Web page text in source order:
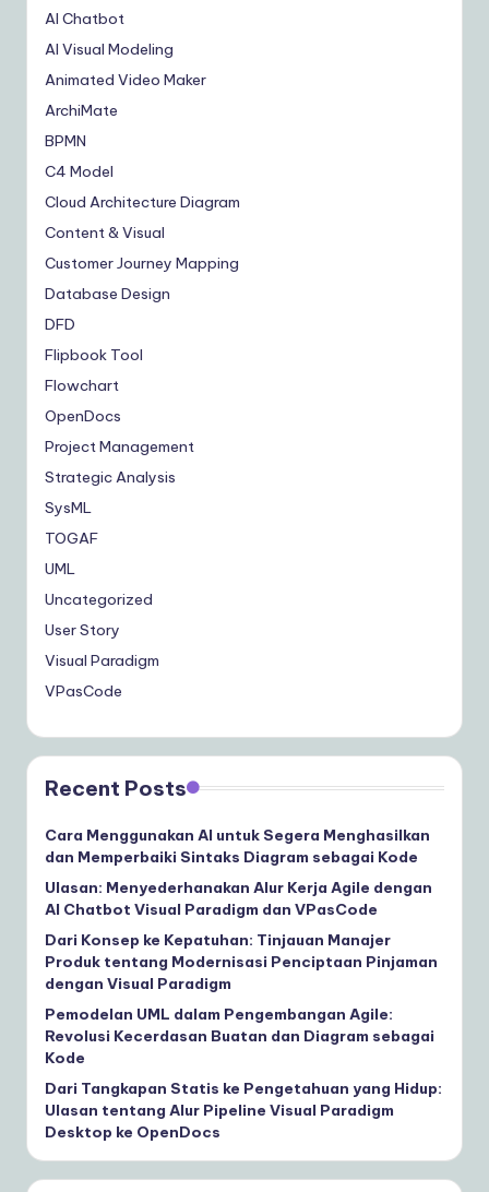
AI Chatbot
AI Visual Modeling
Animated Video Maker
ArchiMate
BPMN
C4 Model
Cloud Architecture Diagram
Content & Visual
Customer Journey Mapping
Database Design
DFD
Flipbook Tool
Flowchart
OpenDocs
Project Management
Strategic Analysis
SysML
TOGAF
UML
Uncategorized
User Story
Visual Paradigm
VPasCode
Recent Posts
Cara Menggunakan AI untuk Segera Menghasilkan
dan Memperbaiki Sintaks Diagram sebagai Kode
Ulasan: Menyederhanakan Alur Kerja Agile dengan
AI Chatbot Visual Paradigm dan VPasCode
Dari Konsep ke Kepatuhan: Tinjauan Manajer
Produk tentang Modernisasi Penciptaan Pinjaman
dengan Visual Paradigm
Pemodelan UML dalam Pengembangan Agile:
Revolusi Kecerdasan Buatan dan Diagram sebagai
Kode
Dari Tangkapan Statis ke Pengetahuan yang Hidup:
Ulasan tentang Alur Pipeline Visual Paradigm
Desktop ke OpenDocs